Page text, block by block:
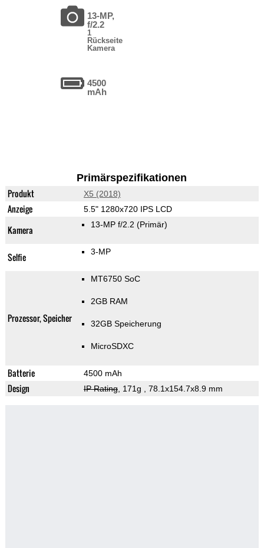
13-MP,
f/2.2
1
Rückseite
Kamera
4500
mAh
Primärspezifikationen
Produkt X5 (2018)
Anzeige 5.5" 1280x720 IPS LCD
Kamera 13-MP f/2.2 (Primär)
Selfie 3-MP
Prozessor, Speicher
MT6750 SoC
2GB RAM
32GB Speicherung
MicroSDXC
Batterie 4500 mAh
Design IP Rating, 171g , 78.1x154.7x8.9 mm